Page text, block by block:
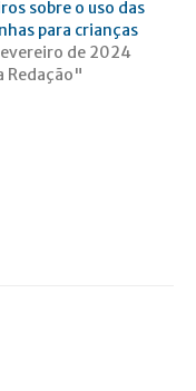
sobre o uso das
para crianças
de 2024
Redação"